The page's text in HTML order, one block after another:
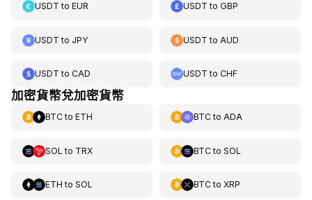
USDT to EUR USDT toGBP
USDT to JPY USDT to AUD
USDT to CAD USDT toCHF
加密貨幣兌加密貨幣
BTCto ETH BTCto ADA
SOL to TRX BTCto SOL
ETH to SOL BTCto XRP